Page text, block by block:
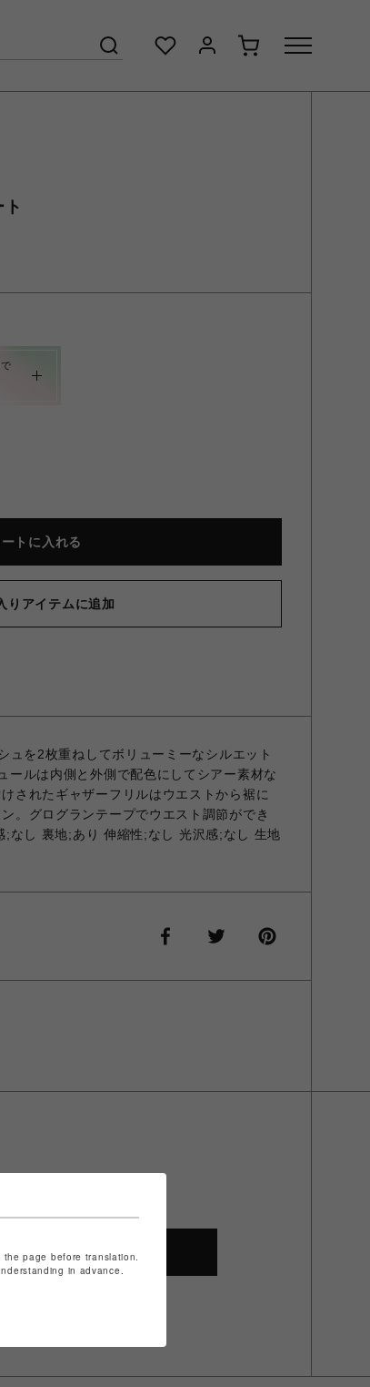
ートに入れる
りアイテムに追加
ュを2枚重ねしてボリューミーなシルエット
ールは内側と外側で配色にしてシアー素材な
されたギャザーフリルはウエストから裾に
。グログランテープでウエスト調節ができ
;なし 裏地;あり 伸縮性;なし 光沢感;なし 生地
SHOP TOP
page before translation.
in advance.